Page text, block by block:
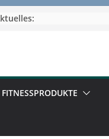
FITNESSPRODUKTE